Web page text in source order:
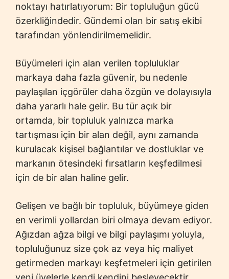
noktayı hatırlatıyorum: Bir topluluğun gücü
özerkliğindedir. Gündemi olan bir satış ekibi
tarafından yönlendirilmemelidir.
Büyümeleri için alan verilen topluluklar
markaya daha fazla güvenir, bu nedenle
paylaşılan içgörüler daha özgün ve dolayısıyla
daha yararlı hale gelir. Bu tür açık bir
ortamda, bir topluluk yalnızca marka
tartışması için bir alan değil, aynı zamanda
kurulacak kişisel bağlantılar ve dostluklar ve
markanın ötesindeki fırsatların keşfedilmesi
için de bir alan haline gelir.
Gelişen ve bağlı bir topluluk, büyümeye giden
en verimli yollardan biri olmaya devam ediyor.
Ağızdan ağza bilgi ve bilgi paylaşımı yoluyla,
topluluğunuz size çok az veya hiç maliyet
getirmeden markayı keşfetmeleri için getirilen